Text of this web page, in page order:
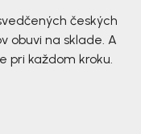
českých
obuvi na sklade. A
pri každom kroku.